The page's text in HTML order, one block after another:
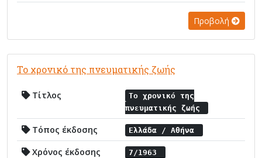
Προβολή
Το χρονικό της πνευματικής ζωής
Τίτλος
Το χρονικό της
πνευματικής ζωής
Τόπος έκδοσης Ελλάδα / Αθήνα
Χρόνος έκδοσης 7/1963